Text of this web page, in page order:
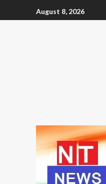
August 8, 2026